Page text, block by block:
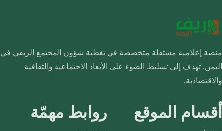
منصة إعلامية مستقلة متخصصة في تغطية شؤون المجتمع الريفي في
اليمن. تهدف إلى تسليط الضوء على الأبعاد الاجتماعية والثقافية
والاقتصادية.
أقسام الموقع روابط مهمّة